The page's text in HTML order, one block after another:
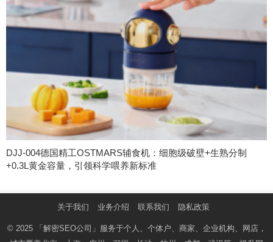
DJJ-004德国精工OSTMARS辅食机：细胞级破壁+生熟分制
+0.3L黄金容量，引领科学喂养新标准
关于我们 业务介绍 联系我们 隐私政策
© 2025 「解密SEO公司」 服务于个人、个体户、商家、企业机构、网店，